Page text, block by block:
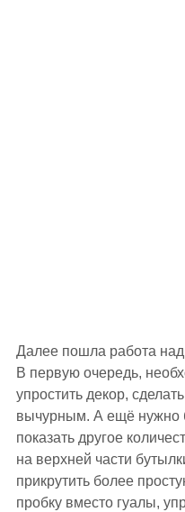
Далее пошла работа
В первую очередь,
упростить декор,
вычурным. А ещё нужно
показать другое
на верхней части
прикрутить более
пробку вместо гуалы,